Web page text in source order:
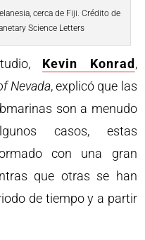
cerca de Fiji. Crédito de
Science Letters
Kevin Konrad,
Nevada, explicó que las
son a menudo
casos, estas
con una gran
que otras se han
de tiempo y a partir